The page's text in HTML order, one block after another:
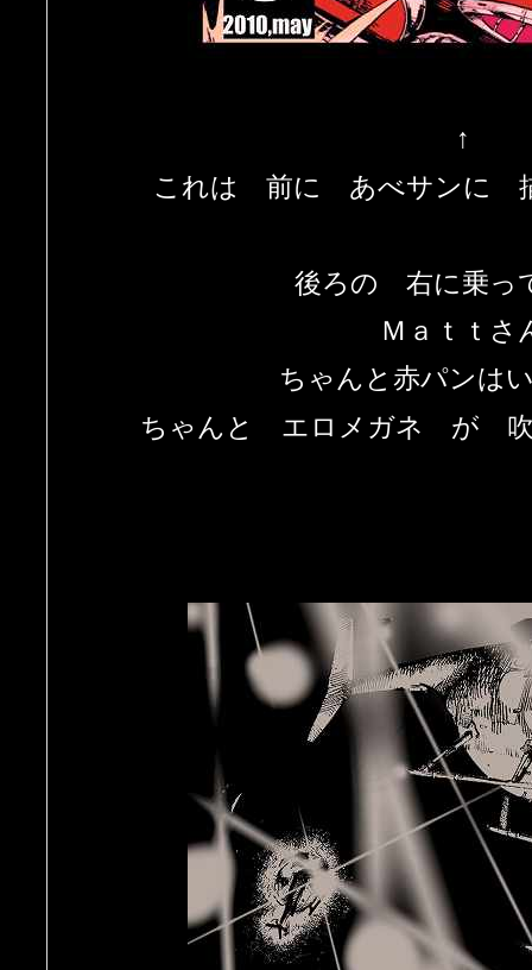
↑
これは 前に あべサンに
後ろの 右に乗っ
Ｍａｔｔさ
ちゃんと赤パンは
ちゃんと エロメガネ が 吹